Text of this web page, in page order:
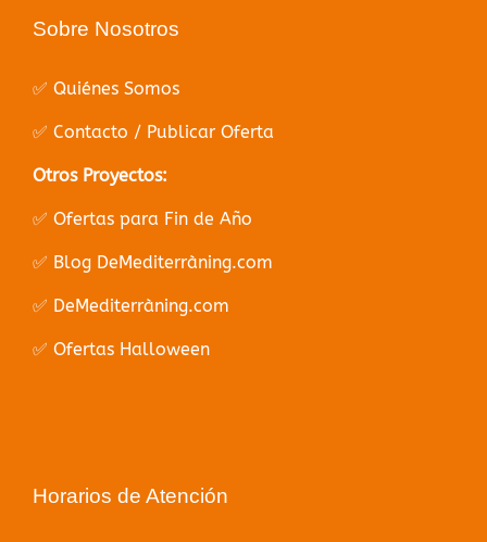
Sobre Nosotros
✅ Quiénes Somos
✅ Contacto / Publicar Oferta
Otros Proyectos:
✅ Ofertas para Fin de Año
✅ Blog DeMediterràning.com
✅ DeMediterràning.com
✅ Ofertas Halloween
Horarios de Atención